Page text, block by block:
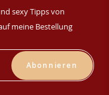
sexy Tipps von
meine Bestellung
Abonnieren